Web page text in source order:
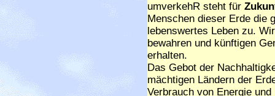
umverkehR steht für
Menschen dieser Erde die
lebenswertes Leben zu.
bewahren und künftigen
erhalten.
Das Gebot der
mächtigen Ländern der
Verbrauch von Energie